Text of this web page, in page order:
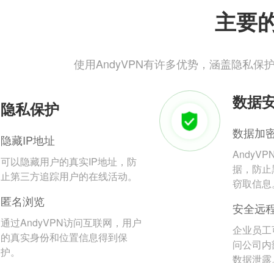
主要
使用AndyVPN有许多优势，涵盖隐私保
隐私保护
隐藏IP地址
可以隐藏用户的真实IP地址，防
止第三方追踪用户的在线活动。
匿名浏览
通过AndyVPN访问互联网，用户
的真实身份和位置信息得到保
护。
数据
数据加
据，防
窃取信息。
安全远
企业员
问公司
数据泄露。